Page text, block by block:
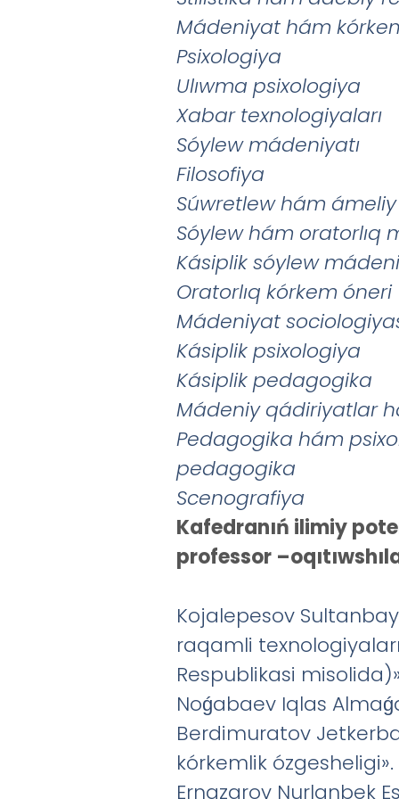
Mádeniyat hám kó
Psixologiya
Ulıwma psixologiya
Xabar texnologiyaları
Sóylew mádeniyatı
Filosofiya
Súwretlew hám ámeliy
Sóylew hám oratorlıq
Kásiplik sóylew
Oratorlıq kórkem óneri
Mádeniyat
Kásiplik psixologiya
Kásiplik pedagogika
Mádeniy qádiriyatlar h
Pedagogika hám
pedagogika
Scenografiya
Kafedranıń ilimiy
professor
Kojalepesov
raqamli
Respublikasi
Noǵabaev Iqlas
Berdimuratov
kórkemlik ózgesheligi».
Ernazarov Nurlanbek